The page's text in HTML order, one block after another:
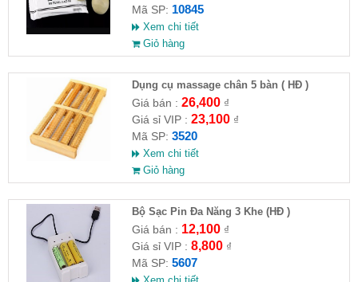
Mã SP: 10845
Xem chi tiết
Giỏ hàng
Dụng cụ massage chân 5 bàn ( HĐ )
Giá bán : 26,400₫
Giá sỉ VIP : 23,100₫
Mã SP: 3520
Xem chi tiết
Giỏ hàng
Bộ Sạc Pin Đa Năng 3 Khe (HĐ )
Giá bán : 12,100₫
Giá sỉ VIP : 8,800₫
Mã SP: 5607